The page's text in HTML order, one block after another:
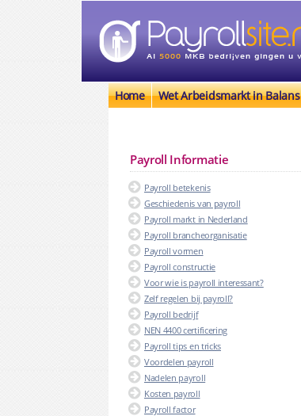
Home Wet Arbeidsmarkt in Balans
Payroll Informatie
Payroll betekenis
Geschiedenis van payroll
Payroll markt in Nederland
Payroll brancheorganisatie
Payroll vormen
Payroll constructie
Voor wie is payroll interessant?
Zelf regelen bij payroll?
Payroll bedrijf
NEN 4400 certificering
Payroll tips en tricks
Voordelen payroll
Nadelen payroll
Kosten payroll
Payroll factor